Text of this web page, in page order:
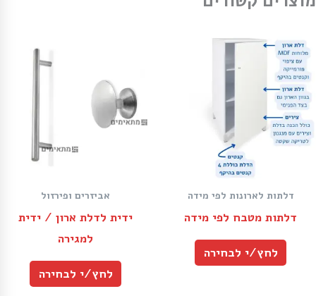
דלתות לארונות לפי מידה
דלתות מטבח לפי מידה
לחץ/י לבחירה
אביזרים ופירזול
ידית לדלת ארון / ידית
למגירה
לחץ/י לבחירה